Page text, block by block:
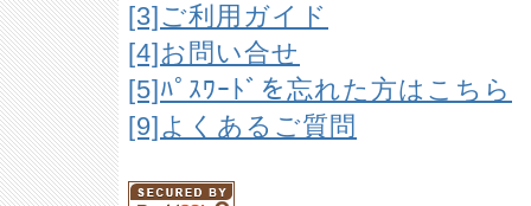
[3]ご利用ガイド
[4]お問い合せ
[5]ﾊﾟｽﾜｰﾄﾞを忘れた方はこちら
[9]よくあるご質問